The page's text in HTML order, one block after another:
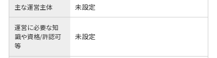
主な運営主体 未設定
運営に必要な知
識や資格/許認可
等
未設定